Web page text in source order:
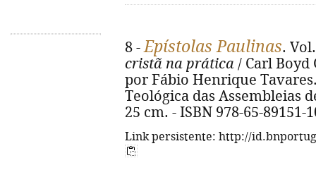
8 -Epístolas Paulinas.
cristã na prática / Carl Boyd
por Fábio Henrique
Teológica das Assembleias
25 cm. - ISBN 978-65-89151-
Link persistente: http://